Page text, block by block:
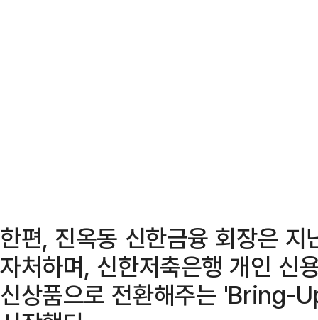
한편, 진옥동 신한금융 회장은
자처하며, 신한저축은행 개인 신
신상품으로 전환해주는 'Bring-